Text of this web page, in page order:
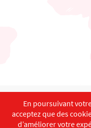
English
Copyright ©ISEC-AdW
En poursuivant
acceptez que des
d’améliorer votre